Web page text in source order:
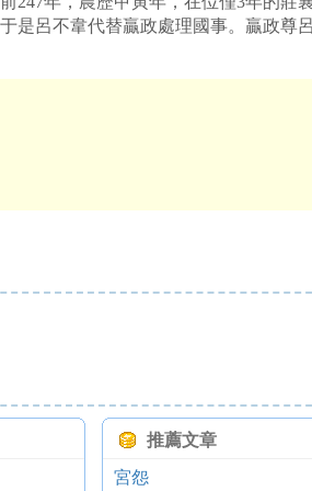
是呂不韋代替贏政處理國事。贏政尊
推薦文章
宮怨